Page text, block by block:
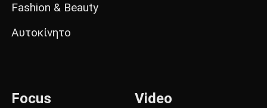
Fashion & Beauty
Αυτοκίνητο
Focus Video